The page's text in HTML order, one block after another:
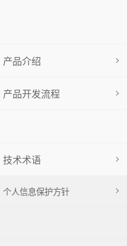
技术术语
产品介绍
产品开发流程
个人信息保护方针